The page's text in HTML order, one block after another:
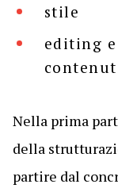
stile
editing
Nella prima
della
partire dal